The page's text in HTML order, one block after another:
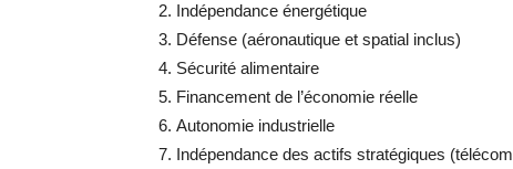
Indépendance énergétique
Défense (aéronautique et spatial inclus)
Sécurité alimentaire
Financement de l’économie réelle
Autonomie industrielle
Indépendance des actifs stratégiques